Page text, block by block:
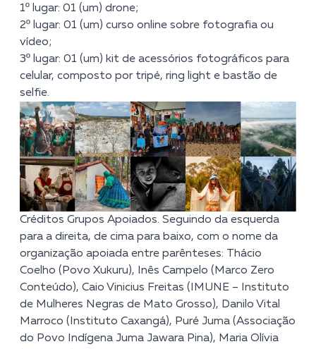
1º lugar: 01 (um) drone;
2º lugar: 01 (um) curso online sobre fotografia ou
vídeo;
3º lugar: 01 (um) kit de acessórios fotográficos para
celular, composto por tripé, ring light e bastão de
selfie.
Créditos Grupos Apoiados. Seguindo da esquerda
para a direita, de cima para baixo, com o nome da
organização apoiada entre parênteses: Thácio
Coelho (Povo Xukuru), Inês Campelo (Marco Zero
Conteúdo), Caio Vinicius Freitas (IMUNE – Instituto
de Mulheres Negras de Mato Grosso), Danilo Vital
Marroco (Instituto Caxangá), Puré Juma (Associação
do Povo Indígena Juma Jawara Pina), Maria Olívia